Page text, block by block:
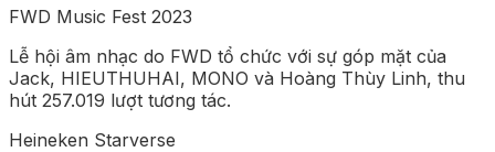
FWD Music Fest 2023
Lễ hội âm nhạc do FWD tổ chức với sự góp mặt của
Jack, HIEUTHUHAI, MONO và Hoàng Thùy Linh, thu
hút 257.019 lượt tương tác.
Heineken Starverse